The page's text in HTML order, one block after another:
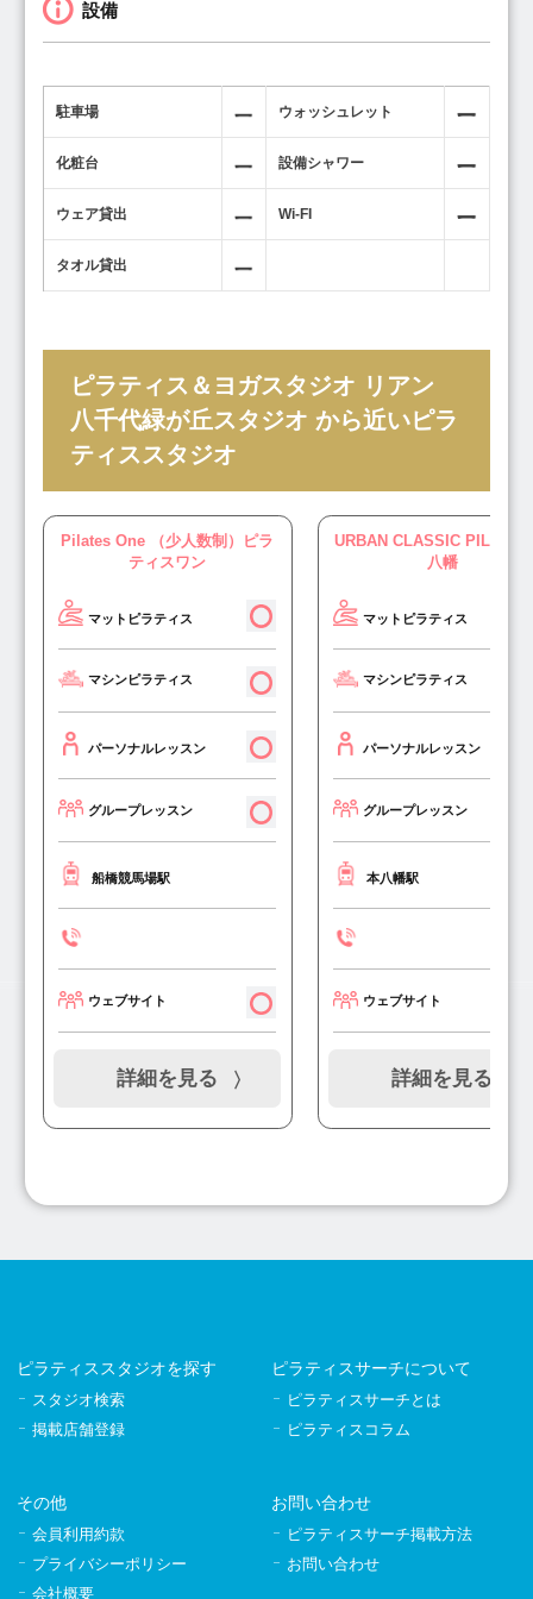
設備
駐車場 ウォッシュレット
化粧台 設備シャワー
ウェア貸出 Wi-FI
タオル貸出
ピラティス＆ヨガスタジオ リアン
八千代緑が丘スタジオ から近いピラ
ティススタジオ
Pilates One （少人数制）ピラ
ティスワン
マットピラティス
マシンピラティス
パーソナルレッスン
グループレッスン
船橋競馬場駅
ウェブサイト
詳細を見る
URBAN CLASSIC PILATES
八幡
マットピラティス
マシンピラティス
パーソナルレッスン
グループレッスン
本八幡駅
ウェブサイト
詳細を見る
ピラティススタジオを探す
スタジオ検索
掲載店舗登録
ピラティスサーチについて
ピラティスサーチとは
ピラティスコラム
その他
会員利用約款
プライバシーポリシー
会社概要
お問い合わせ
ピラティスサーチ掲載方法
お問い合わせ